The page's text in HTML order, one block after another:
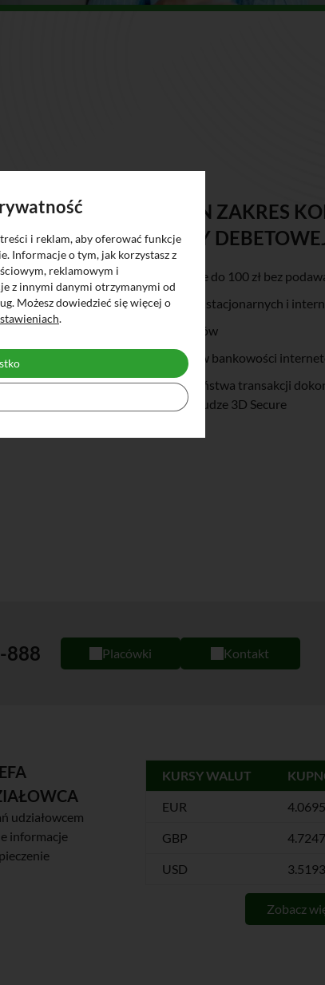
POZNAJ PEŁEN ZAKRES
NASZEJKARTY
płatności zbliżeniowe do 100 zł bez
płatności w sklepach stacjonarnych i
wypłaty z bankomatów
kontrola wydatków w bankowości
gwarancja bezpieczeństwa transakcji
dzięki bezpłatnej usłudze 3D Secure
888 Placówki Kontakt
udziałowcem
informacje
KURSY WALUT
EUR 4.0695
GBP 4.7247
USD 3.5193
Zobacz
i reklam, aby oferować funkcje
Informacje o tym, jak korzystasz z
reklamowym i
z innymi danymi otrzymanymi od
Możesz dowiedzieć się więcej o
.